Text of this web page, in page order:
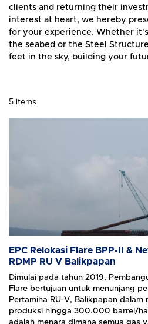
clients and returning their
interest at heart, we hereby
for your experience. Whether
the seabed or the Steel
feet in the sky, building your
5 items
EPC Relokasi Flare BPP-II &
RDMP RU V Balikpapan
Dimulai pada tahun 2019,
Flare bertujuan untuk menunjang
Pertamina RU-V, Balikpapan
produksi hingga 300.000 barrel/
adalah menara dimana semua gas